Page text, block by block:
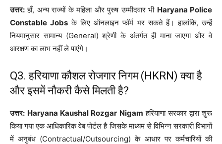
उत्तर: हाँ, अन्य राज्यों के महिला और पुरुष उम्मीदवार भी Haryana Police
Constable Jobs के लिए ऑनलाइन फॉर्म भर सकते हैं। हालांकि, उन्हें
नियमानुसार सामान्य (General) श्रेणी के अंतर्गत ही माना जाएगा और वे
आरक्षण का लाभ नहीं ले पाएंगे।
Q3. हरियाणा कौशल रोजगार निगम (HKRN) क्या है
और इसमें नौकरी कैसे मिलती है?
उत्तर: Haryana Kaushal Rozgar Nigam हरियाणा सरकार द्वारा शुरू
किया गया एक आधिकारिक वेब पोर्टल है जिसके माध्यम से विभिन्न सरकारी विभागों
में अनुबंध (Contractual/Outsourcing) के आधार पर कर्मचारियों की